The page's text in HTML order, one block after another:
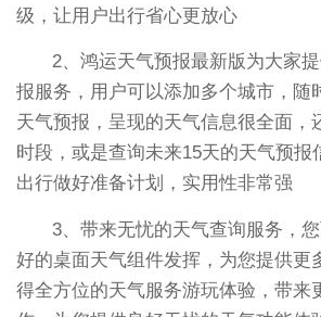
级，让用户出行省心更放心
2、鸿运天气预报最新版为大家
报服务，用户可以添加多个城市，随
天气预报，呈现的天气信息很全面，
时段，或是查询未来15天的天气预报
出行做好准备计划，实用性非常强
3、带来无忧的天气查询服务，
好的桌面天气组件发挥，为您提供更
得全方位的天气服务游玩体验，带来